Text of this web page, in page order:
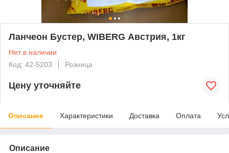
Ланчеон Бустер, WIBERG Австрия, 1кг
Нет в наличии
Код: 42-5203
Розница
Цену уточняйте
Описание Характеристики Доставка Оплата
Описание